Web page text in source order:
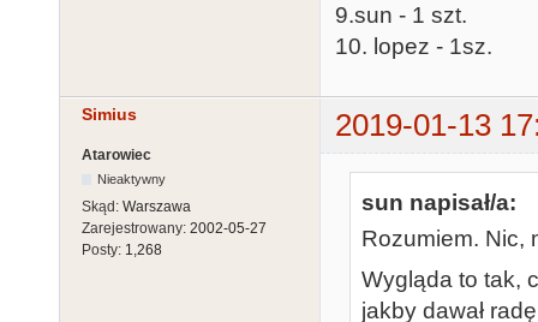
9.sun - 1 szt.
10. lopez - 1sz.
Simius 2019-01-13
Atarowiec
Nieaktywny
Skąd: Warszawa
Zarejestrowany: 2002-05-27
Posty: 1,268
sun napisał/a:
Rozumiem. Nic,
Wygląda to tak,
jakby dawał